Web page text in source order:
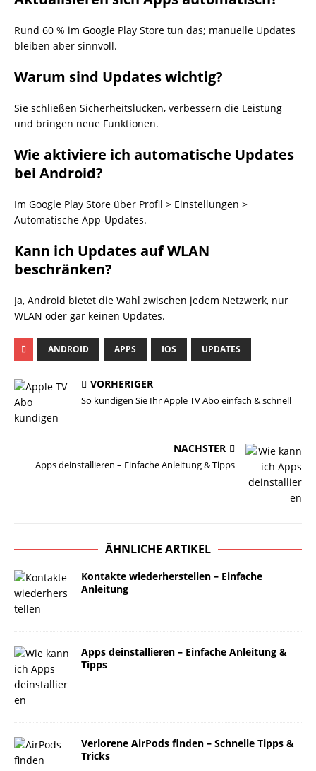
Rund 60 % im Google Play Store tun das; manuelle Updates
bleiben aber sinnvoll.
Warum sind Updates wichtig?
Sie schließen Sicherheitslücken, verbessern die Leistung
und bringen neue Funktionen.
Wie aktiviere ich automatische Updates
bei Android?
Im Google Play Store über Profil > Einstellungen >
Automatische App-Updates.
Kann ich Updates auf WLAN
beschränken?
Ja, Android bietet die Wahl zwischen jedem Netzwerk, nur
WLAN oder gar keinen Updates.
ANDROID APPS IOS UPDATES
VORHERIGER
So kündigen Sie Ihr Apple TV Abo einfach & schnell
NÄCHSTER
Apps deinstallieren – Einfache Anleitung & Tipps
ÄHNLICHE ARTIKEL
Kontakte wiederherstellen – Einfache
Anleitung
Apps deinstallieren – Einfache Anleitung &
Tipps
Verlorene AirPods finden – Schnelle Tipps &
Tricks